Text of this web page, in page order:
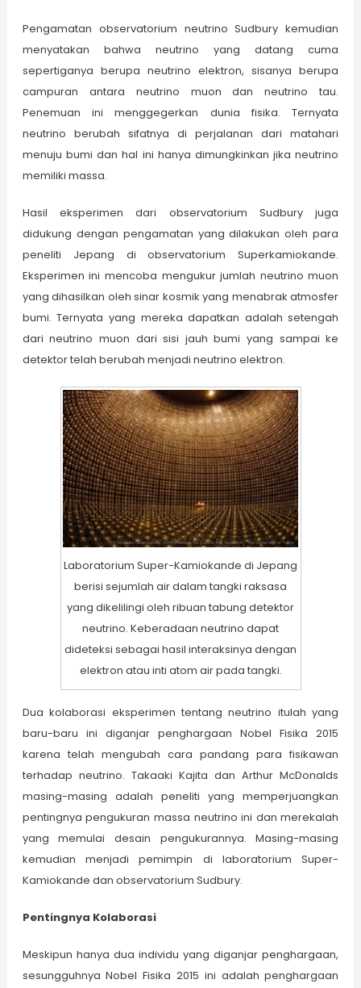
Pengamatan observatorium neutrino Sudbury kemudian
menyatakan bahwa neutrino yang datang cuma
sepertiganya berupa neutrino elektron, sisanya berupa
campuran antara neutrino muon dan neutrino tau.
Penemuan ini menggegerkan dunia fisika. Ternyata
neutrino berubah sifatnya di perjalanan dari matahari
menuju bumi dan hal ini hanya dimungkinkan jika neutrino
memiliki massa.
Hasil eksperimen dari observatorium Sudbury juga
didukung dengan pengamatan yang dilakukan oleh para
peneliti Jepang di observatorium Superkamiokande.
Eksperimen ini mencoba mengukur jumlah neutrino muon
yang dihasilkan oleh sinar kosmik yang menabrak atmosfer
bumi. Ternyata yang mereka dapatkan adalah setengah
dari neutrino muon dari sisi jauh bumi yang sampai ke
detektor telah berubah menjadi neutrino elektron.
Laboratorium Super-Kamiokande di Jepang
berisi sejumlah air dalam tangki raksasa
yang dikelilingi oleh ribuan tabung detektor
neutrino. Keberadaan neutrino dapat
dideteksi sebagai hasil interaksinya dengan
elektron atau inti atom air pada tangki.
Dua kolaborasi eksperimen tentang neutrino itulah yang
baru-baru ini diganjar penghargaan Nobel Fisika 2015
karena telah mengubah cara pandang para fisikawan
terhadap neutrino. Takaaki Kajita dan Arthur McDonalds
masing-masing adalah peneliti yang memperjuangkan
pentingnya pengukuran massa neutrino ini dan merekalah
yang memulai desain pengukurannya. Masing-masing
kemudian menjadi pemimpin di laboratorium Super-
Kamiokande dan observatorium Sudbury.
Pentingnya Kolaborasi
Meskipun hanya dua individu yang diganjar penghargaan,
sesungguhnya Nobel Fisika 2015 ini adalah penghargaan